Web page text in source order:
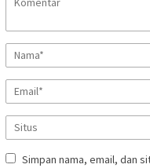
Simpan nama, email, dan